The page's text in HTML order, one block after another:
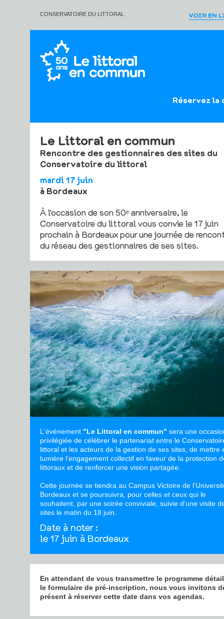
CONSERVATOIRE DU LITTORAL VOIR EN
Réservez la
Le Littoral en commun
Rencontre des gestionnaires des sites du
Conservatoire du littoral
mardi 17 juin
à Bordeaux
À l'occasion de son 50ᵉ anniversaire, le
Conservatoire du littoral vous convie le 17 juin
prochain à Bordeaux pour une journée de
du réseau des gestionnaires de ses sites.
L'événement "Le Littoral en commun" sera une
privilégiée de célébrer le partenariat entre le
littoral et les acteurs de la gestion de ses sites, de mettre
lumière l’engagement collectif en faveur de la protection
littoraux et de renforcer une vision partagée.
Cette journée se tiendra au Campus Victoire de
Bordeaux et se poursuivra, pour celles et ceux qui le
souhaitent, par une soirée conviviale, suivie d'une visite
sites le matin du 18 juin.
Date à noter :
le 17 juin à Bordeaux
En attendant de vous transmettre le programme
le formulaire de pré-inscription, nous vous invitons
présent à réserver cette date dans vos agendas.